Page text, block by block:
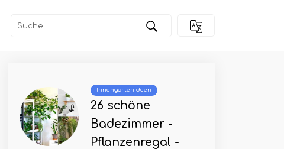
Innengartenideen
26 schöne
Badezimmer -
Pflanzenregal -